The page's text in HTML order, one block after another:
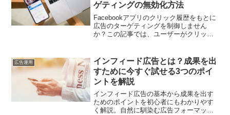
ゲティングの無効化方法
Facebookアプリのクリック履歴をもとに
広告のターゲティングを制御しません
か？この記事では、ユーザーがクリック
合わせたターゲティングの最適化が可能
です。
広告運用
インフィード広告とは？成果を出
すために今すぐ試せる3つのポイ
ントを解説
インフィード広告の基本から成果を出す
ためのポイントを初心者にもわかりやす
く解説。自然に馴染む広告フォーマット